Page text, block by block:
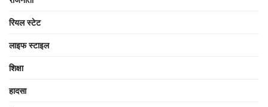
रियल स्टेट
लाइफ स्टाइल
शिक्षा
हादसा